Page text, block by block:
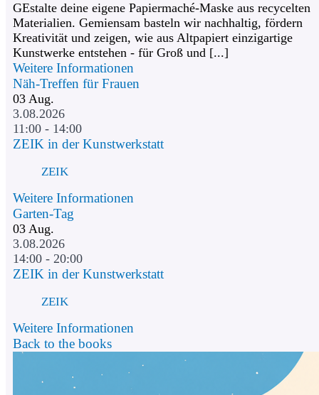
GEstalte deine eigene Papiermaché-Maske aus recycelten
Materialien. Gemiensam basteln wir nachhaltig, fördern
Kreativität und zeigen, wie aus Altpapiert einzigartige
Kunstwerke entstehen - für Groß und [...]
Weitere Informationen
Näh-Treffen für Frauen
03 Aug.
3.08.2026
11:00 - 14:00
ZEIK in der Kunstwerkstatt
ZEIK
Weitere Informationen
Garten-Tag
03 Aug.
3.08.2026
14:00 - 20:00
ZEIK in der Kunstwerkstatt
ZEIK
Weitere Informationen
Back to the books